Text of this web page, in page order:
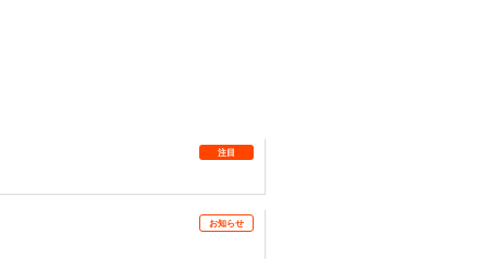
注目
お知らせ